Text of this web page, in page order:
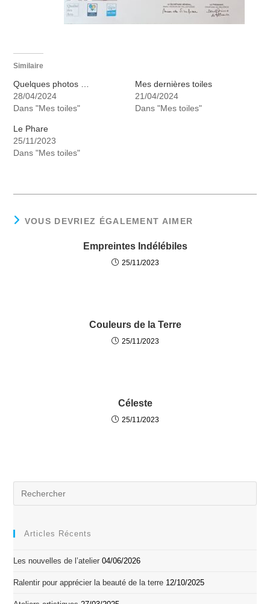
Similaire
Quelques photos …
28/04/2024
Dans "Mes toiles"
Mes dernières toiles
21/04/2024
Dans "Mes toiles"
Le Phare
25/11/2023
Dans "Mes toiles"
VOUS DEVRIEZ ÉGALEMENT AIMER
Empreintes Indélébiles
25/11/2023
Couleurs de la Terre
25/11/2023
Céleste
25/11/2023
Articles Récents
Les nouvelles de l’atelier 04/06/2026
Ralentir pour apprécier la beauté de la terre 12/10/2025